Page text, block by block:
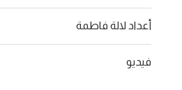
أعداد لالة فاطمة
فيديو